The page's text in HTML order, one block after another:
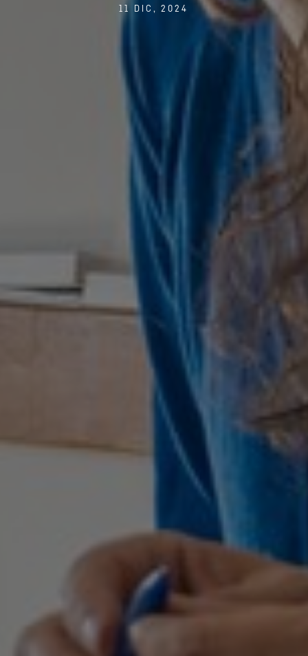
11 DIC, 2024